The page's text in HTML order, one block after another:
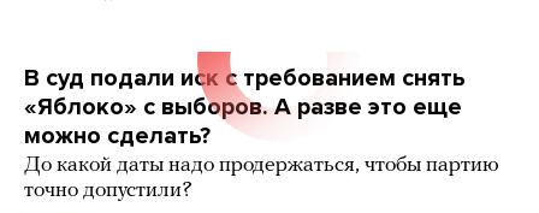
В суд подали иск с требованием снять
«Яблоко» с выборов. А разве это еще
можно сделать?
До какой даты надо продержаться, чтобы партию
точно допустили?